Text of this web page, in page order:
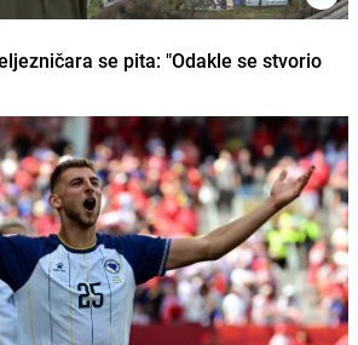
se pita: "Odakle se stvorio